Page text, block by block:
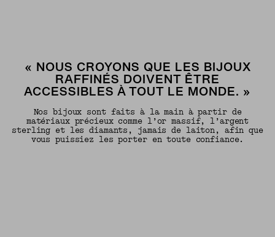
« NOUS CROYONS QUE LES BIJOUX
RAFFINÉS DOIVENT ÊTRE
ACCESSIBLES À TOUT LE MONDE. »
Nos bijoux sont faits à la main à partir de
matériaux précieux comme l’or massif, l’argent
sterling et les diamants, jamais de laiton, afin que
vous puissiez les porter en toute confiance.